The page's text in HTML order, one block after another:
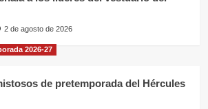
2 de agosto de 2026
2026-27
de pretemporada del Hércules